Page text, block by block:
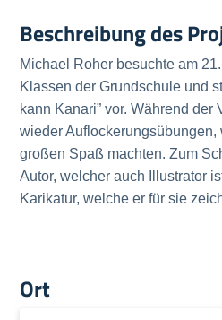
Beschreibung des
Michael Roher besuchte am
Klassen der Grundschule und
kann Kanari” vor. Während der
wieder Auflockerungsübungen,
großen Spaß machten. Zum
Autor, welcher auch Illustrator
Karikatur, welche er für sie
Ort